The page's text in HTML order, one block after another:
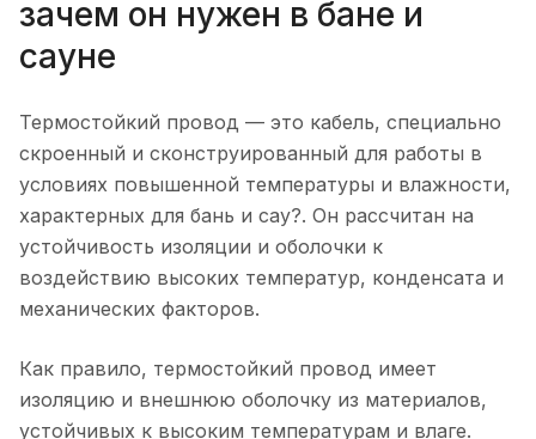
зачем он нужен в бане и
сауне
Термостойкий провод — это кабель, специально
скроенный и сконструированный для работы в
условиях повышенной температуры и влажности,
характерных для бань и сау?. Он рассчитан на
устойчивость изоляции и оболочки к
воздействию высоких температур, конденсата и
механических факторов.
Как правило, термостойкий провод имеет
изоляцию и внешнюю оболочку из материалов,
устойчивых к высоким температурам и влаге.